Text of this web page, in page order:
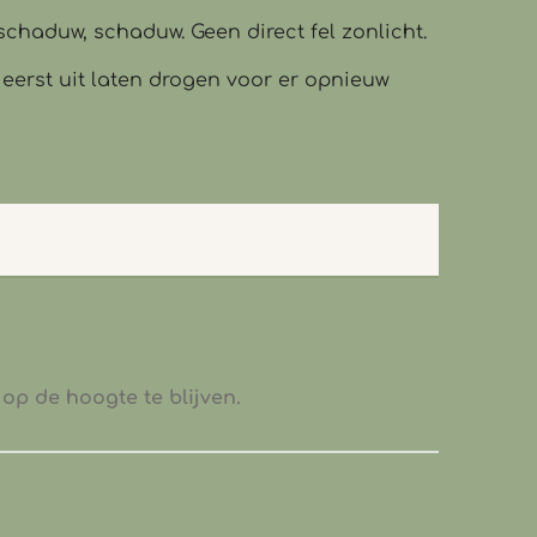
schaduw. Geen direct fel zonlicht.
eerst uit laten drogen voor er opnieuw
op de hoogte te blijven.